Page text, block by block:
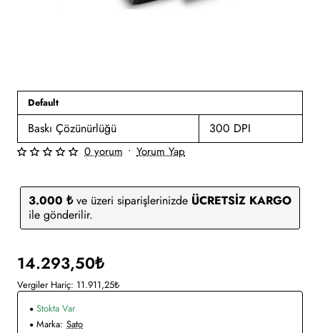
Default
Baskı Çözünürlüğü 300 DPI
3.000 ₺ve üzeri siparişlerinizde ÜCRETSİZ KARGO
ile gönderilir.
0 yorum • Yorum Yap
14.293,50₺
Vergiler Hariç: 11.911,25₺
Stokta Var
Marka: Sato